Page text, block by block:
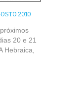
2010
20 e 21
Hebraica,